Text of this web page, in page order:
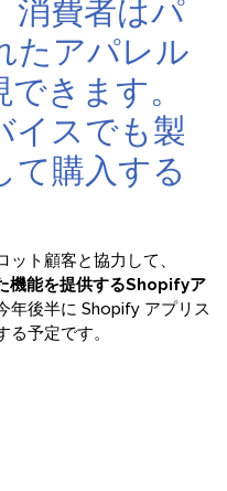
消費者はパ
たアパレル
きます。
イスでも製
て購入する
ト顧客と協力して、
機能を提供するShopifyア
年後半に Shopify アプリス
る予定です。